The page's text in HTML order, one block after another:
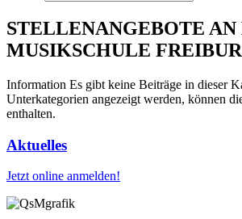
STELLENANGEBOTE AN
MUSIKSCHULE
Information Es gibt keine Beiträge in dieser
Unterkategorien angezeigt werden, können
enthalten.
Aktuelles
Jetzt online anmelden!